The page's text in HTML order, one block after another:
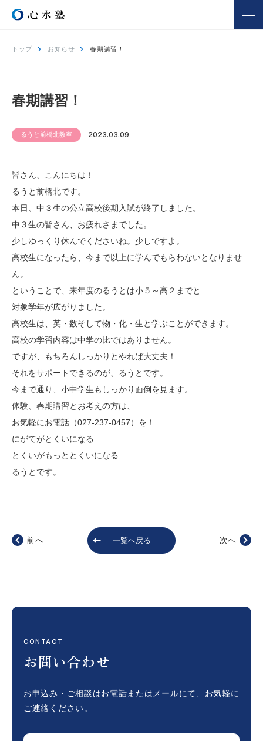
心水塾の思い
講師一覧
よくあるご質問
教室を探す 入塾までの流れ
合格実績 合格者の声
お知らせ
心水塾からのお知らせ
各教室からのお知らせ
資料請求 お問い合わせ
follow us
トップ お知らせ 春期講習！
春期講習！
るうと前橋北教室 2023.03.09
皆さん、こんにちは！
るうと前橋北です。
本日、中３生の公立高校後期入試が終了しました。
中３生の皆さん、お疲れさまでした。
少しゆっくり休んでくださいね。少しですよ。
高校生になったら、今まで以上に学んでもらわないとなりませ
ん。
ということで、来年度のるうとは小５～高２までと
対象学年が広がりました。
高校生は、英・数そして物・化・生と学ぶことができます。
高校の学習内容は中学の比ではありません。
ですが、もちろんしっかりとやれば大丈夫！
それをサポートできるのが、るうとです。
今まで通り、小中学生もしっかり面倒を見ます。
体験、春期講習とお考えの方は、
お気軽にお電話（027-237-0457）を！
にがてがとくいになる
とくいがもっととくいになる
るうとです。
前へ 一覧へ戻る 次へ
CONTACT
お問い合わせ
お申込み・ご相談はお電話またはメールにて、 お気軽に
ご連絡ください。